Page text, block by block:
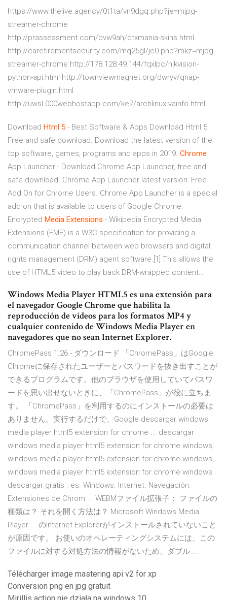
https://www.thelive.agency/0t1ta/vn9dgq.php?je=mjpg-
streamer-chrome
http://prassessment.com/bvw9ah/dtxmania-skins.html
http://caretirementsecurity.com/mq25gl/jc0.php?mkz=mjpg-
streamer-chrome http://178.128.49.144/fqxlpc/hikvision-
python-api.html http://townviewmagnet.org/dwryv/qnap-
vmware-plugin.html
http://uwsl.000webhostapp.com/ke7/archlinux-vainfo.html
Download Html 5 - Best Software & Apps Download Html 5 .
Free and safe download. Download the latest version of the
top software, games, programs and apps in 2019. Chrome
App Launcher - Download Chrome App Launcher, free and
safe download. Chrome App Launcher latest version: Free
Add On for Chrome Users. Chrome App Launcher is a special
add on that is available to users of Google Chrome.
Encrypted Media Extensions - Wikipedia Encrypted Media
Extensions (EME) is a W3C specification for providing a
communication channel between web browsers and digital
rights management (DRM) agent software.[1] This allows the
use of HTML5 video to play back DRM-wrapped content…
Windows Media Player HTML5 es una extensión para
el navegador Google Chrome que habilita la
reproducción de vídeos para los formatos MP4 y
cualquier contenido de Windows Media Player en
navegadores que no sean Internet Explorer.
ChromePass 1.26 - ダウンロード 「ChromePass」はGoogle
Chromeに保存されたユーザーとパスワードを抜き出すことが
できるプログラムです。他のブラウザを使用していてパスワ
ードを思い出せないときに、「ChromePass」が役に立ちま
す。 「ChromePass」を利用するのにインストールの必要は
ありません。実行するだけで、Google descargar windows
media player html5 extension for chrome ... descargar
windows media player html5 extension for chrome windows,
windows media player html5 extension for chrome windows,
windows media player html5 extension for chrome windows
descargar gratis . es. Windows. Internet. Navegación.
Extensiones de Chrom ... WEBMファイル拡張子： ファイルの
種類は？ それを開く方法は？ Microsoft Windows Media
Player ... のInternet Explorerがインストールされていないこと
が原因です。 お使いのオペレーティングシステムには、この
ファイルに対する対処方法の情報がないため、ダブル ...
Télécharger image mastering api v2 for xp
Conversion png en jpg gratuit